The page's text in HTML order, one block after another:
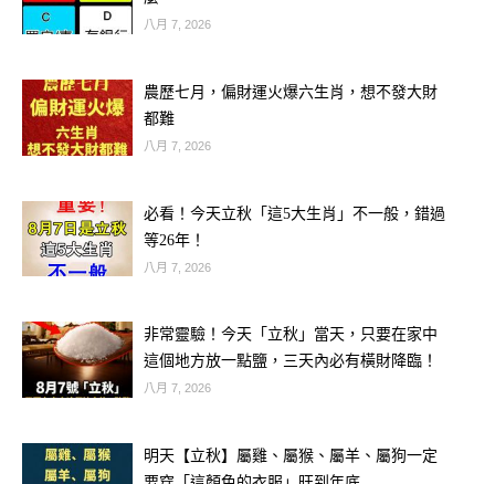
陰間也有戶籍。
傳說陰司在立案時，需要亡者親自帶回
以便登記入冊，否則靈魂會無法順利報
八月 7, 2026
農歷七月，偏財運火爆六生肖，想不發大財
都難
八月 7, 2026
必看！今天立秋「這5大生肖」不一般，錯過
等26年！
八月 7, 2026
非常靈驗！今天「立秋」當天，只要在家中
這個地方放一點鹽，三天內必有橫財降臨！
八月 7, 2026
明天【立秋】屬雞、屬猴、屬羊、屬狗一定